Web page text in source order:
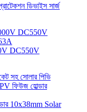
ডিভাইস সার্জ
DC550V
10x38mm Solar